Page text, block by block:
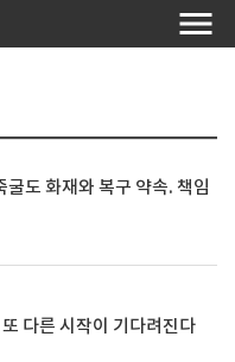
도 화재와 복구 약속. 책임
다른 시작이 기다려진다